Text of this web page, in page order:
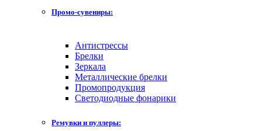
Промо-сувениры:
Антистрессы
Брелки
Зеркала
Металлические брелки
Промопродукция
Светодиодные фонарики
Ремувки и пуллеры: